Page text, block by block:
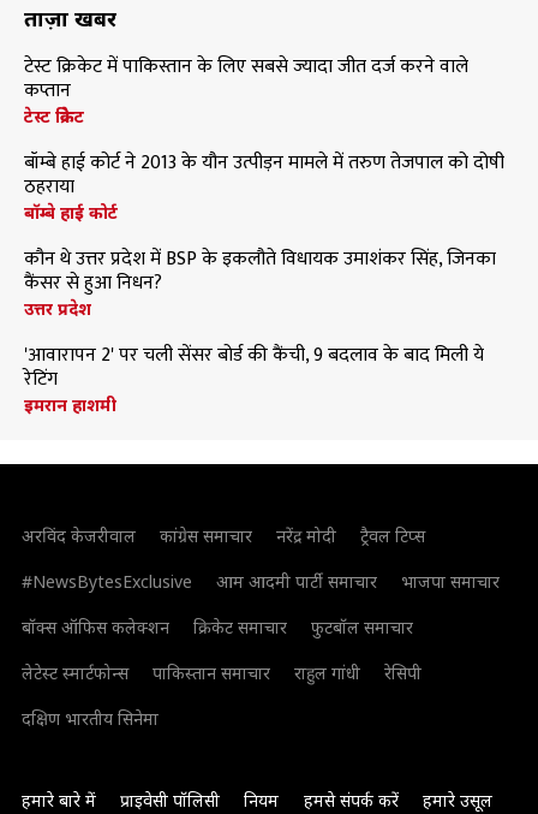
ताज़ा खबरें
टेस्ट क्रिकेट में पाकिस्तान के लिए सबसे ज्यादा जीत दर्ज करने वाले
कप्तान
टेस्ट क्रिकेट
बॉम्बे हाई कोर्ट ने 2013 के यौन उत्पीड़न मामले में तरुण तेजपाल को दोषी
ठहराया
बॉम्बे हाई कोर्ट
कौन थे उत्तर प्रदेश में BSP के इकलौते विधायक उमाशंकर सिंह, जिनका
कैंसर से हुआ निधन?
उत्तर प्रदेश
'आवारापन 2' पर चली सेंसर बोर्ड की कैंची, 9 बदलाव के बाद मिली ये
रेटिंग
इमरान हाशमी
अरविंद केजरीवाल कांग्रेस समाचार नरेंद्र मोदी
ट्रैवल टिप्स
#NewsBytesExclusive
आम आदमी पार्टी समाचार
भाजपा समाचार
बॉक्स ऑफिस कलेक्शन
क्रिकेट समाचार
फुटबॉल समाचार
लेटेस्ट स्मार्टफोन्स
पाकिस्तान समाचार राहुल गांधी
रेसिपी
दक्षिण भारतीय सिनेमा
हमारे बारे में प्राइवेसी पॉलिसी नियम हमसे संपर्क करें हमारे उसूल